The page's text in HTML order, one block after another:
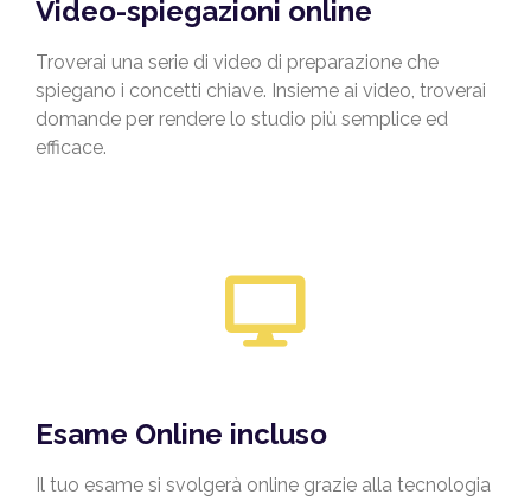
Video-spiegazioni online
Troverai una serie di video di preparazione che
spiegano i concetti chiave. Insieme ai video, troverai
domande per rendere lo studio più semplice ed
efficace.
Esame Online incluso
Il tuo esame si svolgerà online grazie alla tecnologia